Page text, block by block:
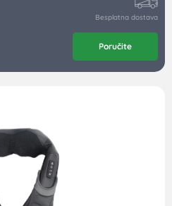
Besplatna dostava
Poručite